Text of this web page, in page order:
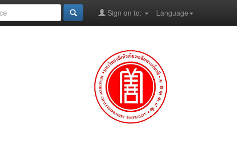
Language
Sign on to: